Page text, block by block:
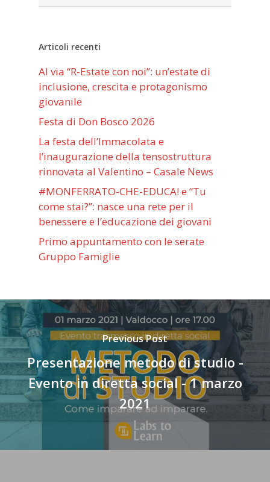
Articoli recenti
Al via “R-Estate con noi”: un’estate di
inclusione, crescita e protagonismo
giovanile
Festa di Don Bosco 2026
La festa dell’Immacolata e
l’inaugurazione della tensostruttura
rinnovata al Valentino – Casale News
#MONFERRATO-CHE-EDUCA! e “Tu
come stai?”: nasce una rete per il
benessere e l’educazione dei giovani
Primo appuntamento con le serate
Gruppo Famiglie
Previous Post
Presentazione metodo di studio -
Evento in diretta social - 1 marzo
2021